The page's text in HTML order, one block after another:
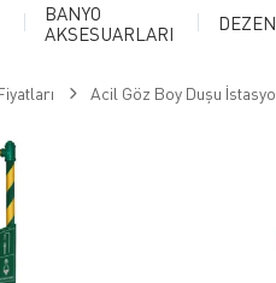
BANYO
AKSESUARLARI
Acil Göz Boy Duşu